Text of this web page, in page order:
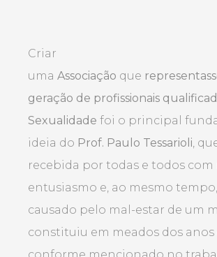
Criar
uma Associação que
geração de profissionais
Sexualidade foi o principal
ideia do Prof. Paulo Tessarioli,
recebida por todas e todos
entusiasmo e, ao mesmo
causado pelo mal-estar de um
constituiu em meados dos anos